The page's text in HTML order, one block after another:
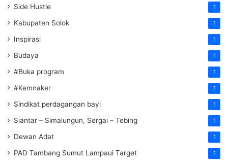
Side Hustle 1
Kabupaten Solok 1
Inspirasi 1
Budaya 1
#Buka program 1
#Kemnaker 1
Sindikat perdagangan bayi 1
Siantar – Simalungun, Sergai – Tebing 1
Dewan Adat 1
PAD Tambang Sumut Lampaui Target 1